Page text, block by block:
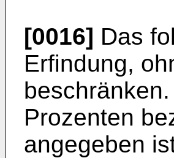
[0016] Das
Erfindung,
Prozenten
angegeben